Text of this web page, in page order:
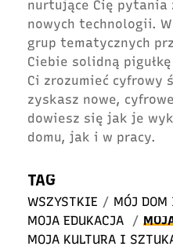
nurtujące Cię
nowych technologii.
grup tematycznych
Ciebie solidną
Ci zrozumieć cyfrowy
zyskasz nowe,
dowiesz się jak je
domu, jak i w pracy.
TAG
WSZYSTKIE / MÓJ DOM
MOJA EDUKACJA
/
MOJA KULTURA I